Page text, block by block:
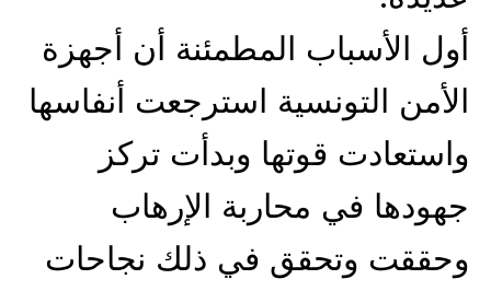
أول الأسباب المطمئنة أن أجهزة
الأمن التونسية استرجعت أنفاسها
واستعادت قوتها وبدأت تركز
جهودها في محاربة الإرهاب
وحققت وتحقق في ذلك نجاحات